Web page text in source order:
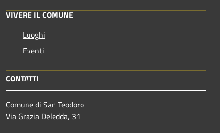
VIVERE IL COMUNE
Luoghi
Eventi
CONTATTI
Comune di San Teodoro
Via Grazia Deledda, 31